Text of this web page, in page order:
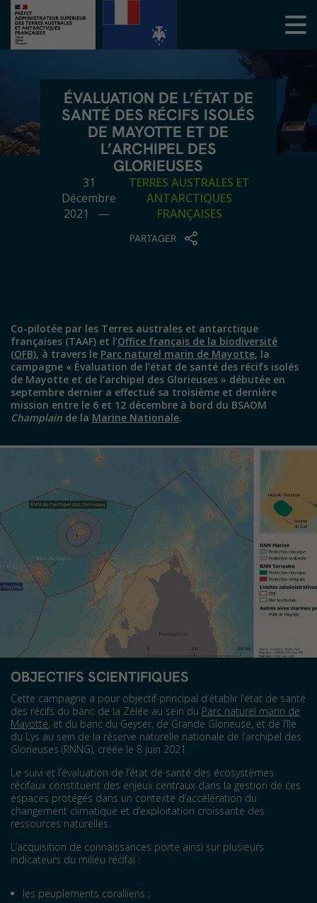
ÉVALUATION DE L’ÉTAT DE
SANTÉ DES RÉCIFS ISOLÉS
DE MAYOTTE ET DE
L’ARCHIPEL DES
GLORIEUSES
31
Décembre
2021 —
TERRES AUSTRALES ET
ANTARCTIQUES
FRANÇAISES
PARTAGER
Co-pilotée par les Terres australes et antarctique
françaises (TAAF) et l’Office français de la biodiversité
(OFB), à travers le Parc naturel marin de Mayotte, la
campagne « Évaluation de l’état de santé des récifs isolés
de Mayotte et de l’archipel des Glorieuses » débutée en
septembre dernier a effectué sa troisième et dernière
mission entre le 6 et 12 décembre à bord du BSAOM
Champlain de la Marine Nationale.
OBJECTIFS SCIENTIFIQUES
Cette campagne a pour objectif principal d’établir l’état de santé
des récifs du banc de la Zélée au sein du Parc naturel marin de
Mayotte, et du banc du Geyser, de Grande Glorieuse, et de l’île
du Lys au sein de la réserve naturelle nationale de l’archipel des
Glorieuses (RNNG), créée le 8 juin 2021.
Le suivi et l’évaluation de l’état de santé des écosystèmes
récifaux constituent des enjeux centraux dans la gestion de ces
espaces protégés dans un contexte d’accélération du
changement climatique et d’exploitation croissante des
ressources naturelles.
L’acquisition de connaissances porte ainsi sur plusieurs
indicateurs du milieu récifal :
les peuplements coralliens ;